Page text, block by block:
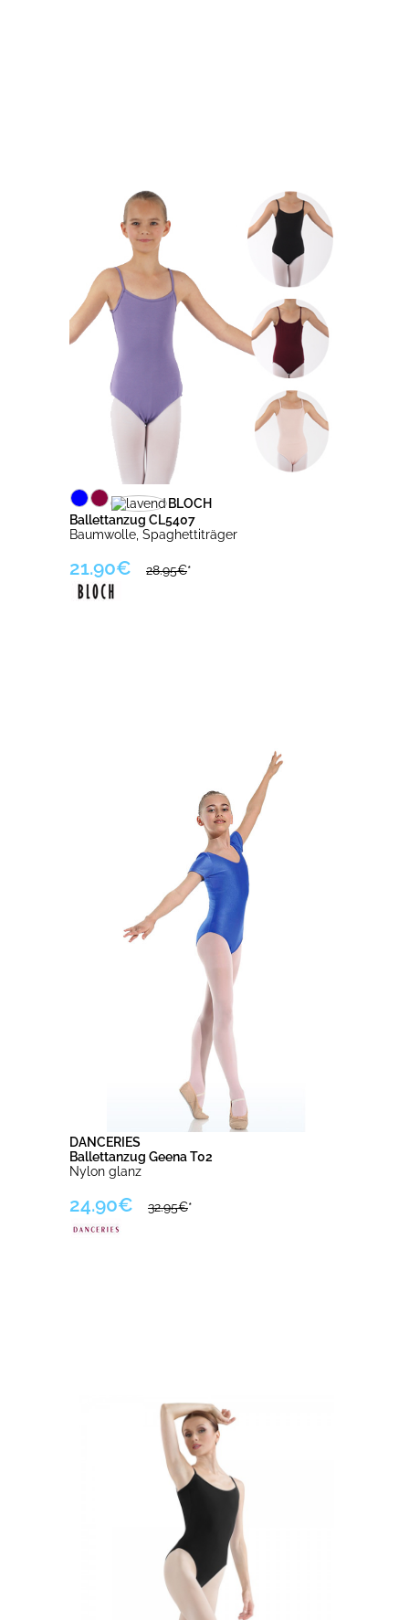
BLOCH
Ballettanzug CL5407
Baumwolle, Spaghettiträger
21.90€ 28.95€*
DANCERIES
Ballettanzug Geena T02
Nylon glanz
24.90€ 32.95€*